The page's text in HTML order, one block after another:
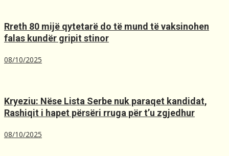
Rreth 80 mijë qytetarë do të mund të vaksinohen
falas kundër gripit stinor
08/10/2025
Kryeziu: Nëse Lista Serbe nuk paraqet kandidat,
Rashiqit i hapet përsëri rruga për t’u zgjedhur
08/10/2025